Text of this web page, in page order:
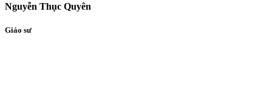
Nguyễn Thục Quyên
Giáo sư